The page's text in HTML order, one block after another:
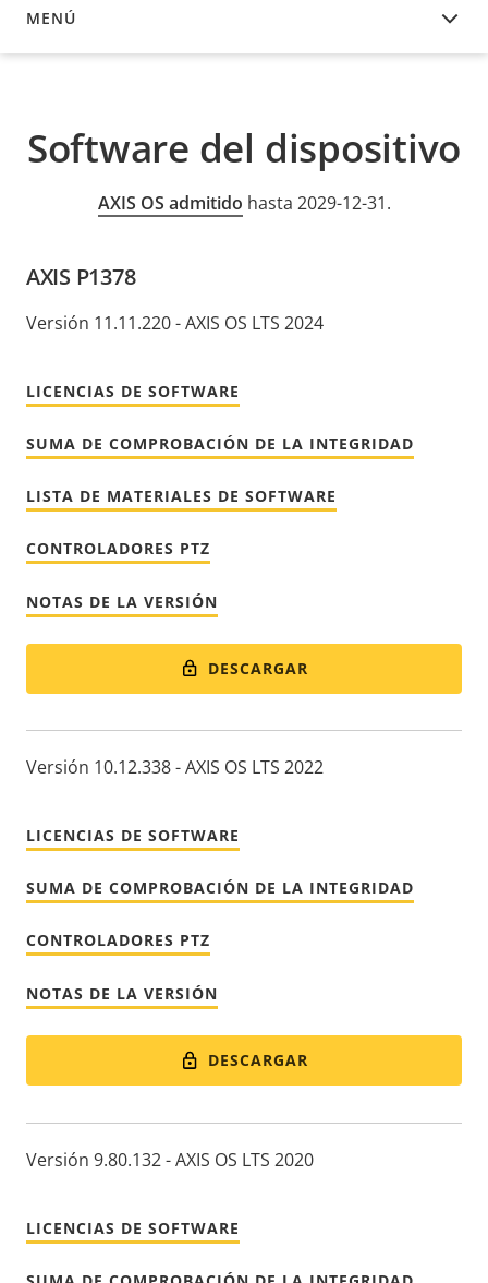
MENÚ
SOFTWARE DEL DISPOSITIVO
Software del dispositivo
AXIS OS admitido hasta 2029-12-31.
AXIS P1378
Versión 11.11.220 - AXIS OS LTS 2024
LICENCIAS DE SOFTWARE
SUMA DE COMPROBACIÓN DE LA INTEGRIDAD
LISTA DE MATERIALES DE SOFTWARE
CONTROLADORES PTZ
NOTAS DE LA VERSIÓN
DESCARGAR
Versión 10.12.338 - AXIS OS LTS 2022
LICENCIAS DE SOFTWARE
SUMA DE COMPROBACIÓN DE LA INTEGRIDAD
CONTROLADORES PTZ
NOTAS DE LA VERSIÓN
DESCARGAR
Versión 9.80.132 - AXIS OS LTS 2020
LICENCIAS DE SOFTWARE